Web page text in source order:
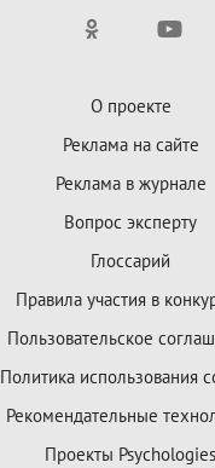
О проекте
Реклама на сайте
Реклама в журнале
Вопрос эксперту
Глоссарий
Правила участия в
Пользовательское
Политика использования
Рекомендательные
Проекты Psychologies